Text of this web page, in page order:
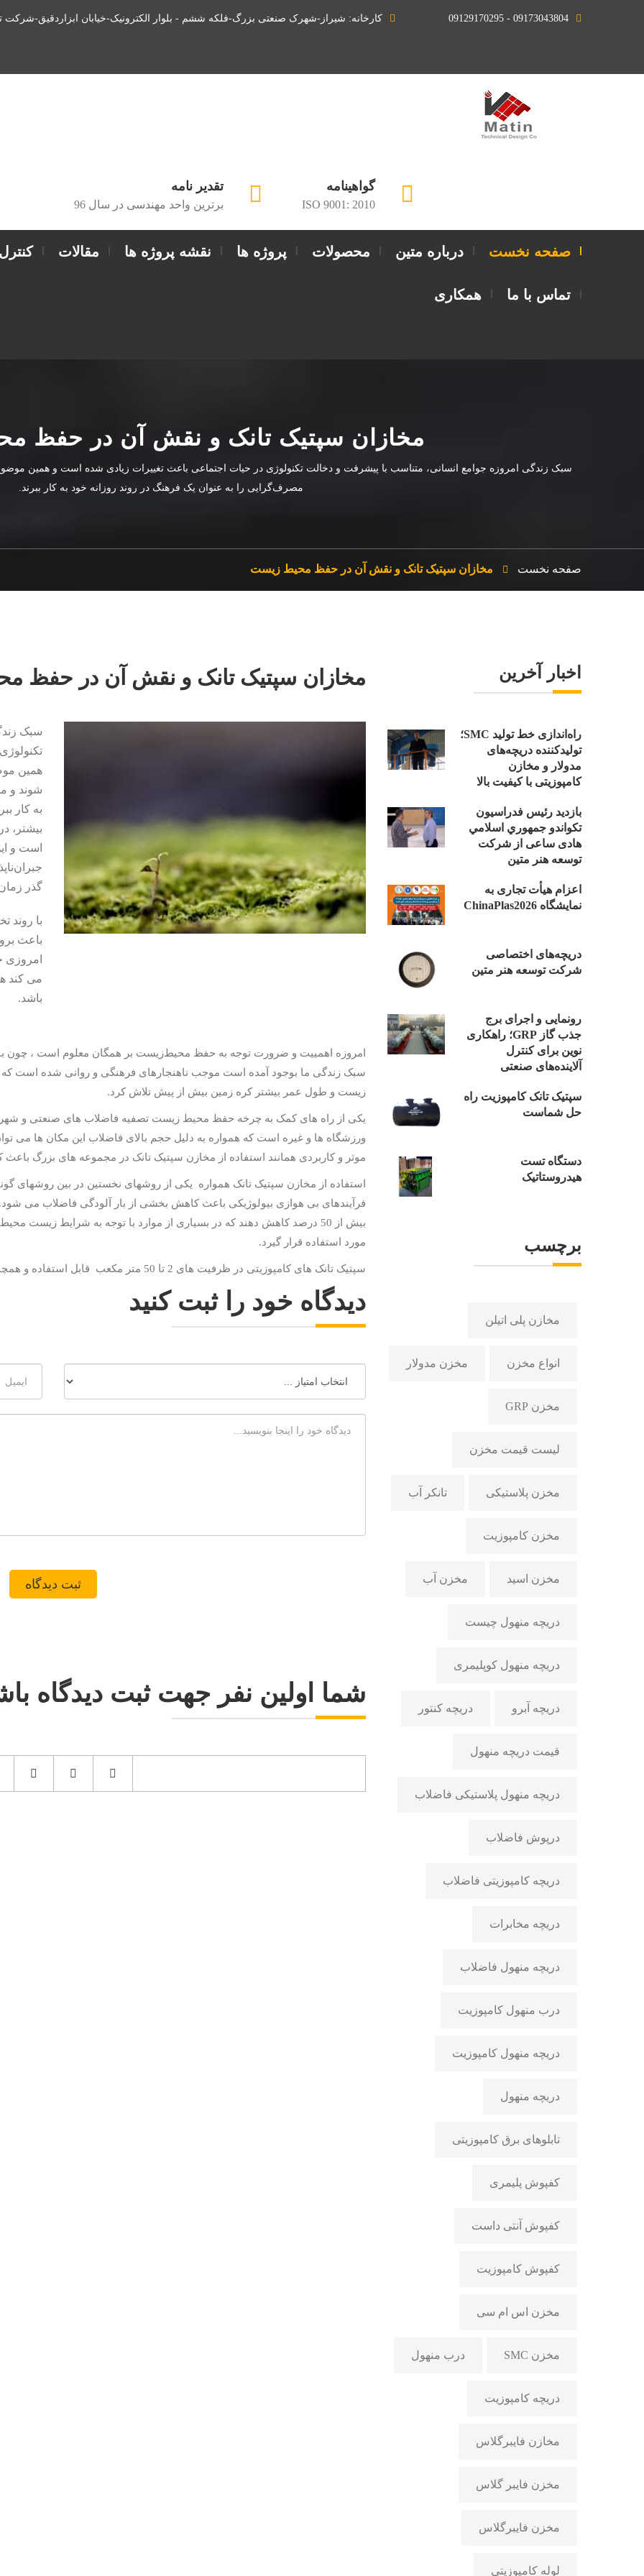
09173043804 - 09129170295 کارخانه: شیراز-شهرک صنعتی بزرگ-فلکه ششم - بلوار الکترونیک-خیابان ابزاردقیق-شرکت
گواهینامه
ISO 9001: 2010
تقدیر نامه
برترین واحد مهندسی در سال 96
صفحه نخست درباره متین محصولات پروژه ها نقشه پروژه ها مقالات
تماس با ما همکاری
مخازان سپتیک تانک و نقش آن در حفظ
سبک زندگی امروزه جوامع انسانی، متناسب با پیشرفت و دخالت تکنولوژی در حیات اجتماعی باعث تغییرات زیادی شده است و همین
مصرف‌گرایی را به عنوان یک فرهنگ در روند روزانه خود به کار ببرند.
صفحه نخست مخازان سپتیک تانک و نقش آن در حفظ محیط زیست
اخبار آخرین
راه‌اندازی خط تولید SMC؛
تولیدکننده دریچه‌های
مدولار و مخازن
کامپوزیتی با کیفیت بالا
بازدید رئیس فدراسیون
تکواندو جمهوري اسلامي
هادی ساعی از شرکت
توسعه هنر متین
اعزام هیأت تجاری به
نمایشگاه ChinaPlas2026
دریچه‌های اختصاصی
شرکت توسعه هنر متین
رونمایی و اجرای برج
جذب گاز GRP؛ راهکاری
نوین برای کنترل
آلاینده‌های صنعتی
سپتیک تانک کامپوزیت راه
حل شماست
دستگاه تست
هیدروستاتیک
برچسب
مخازن پلی اتیلن
انواع مخزن مخزن مدولار
مخزن GRP
لیست قیمت مخزن
مخزن پلاستیکی تانکر آب
مخزن کامپوزیت
مخزن اسید مخزن آب
دریچه منهول چیست
دریچه منهول کوپلیمری
دریچه آبرو دریچه کنتور
قیمت دریچه منهول
دریچه منهول پلاستیکی فاضلاب
درپوش فاضلاب
دریچه کامپوزیتی فاضلاب
دریچه مخابرات
دریچه منهول فاضلاب
درب منهول کامپوزیت
دریچه منهول کامپوزیت
دریچه منهول
تابلوهای برق کامپوزیتی
کفپوش پلیمری
کفپوش آنتی داست
کفپوش کامپوزیت
مخزن اس ام سی
مخزن SMC درب منهول
دریچه کامپوزیت
مخازن فایبرگلاس
مخزن فایبر گلاس
مخزن فایبرگلاس
لوله کامپوزیتی
مخازان سپتیک تانک و نقش آن در حفظ
سبک
همین
شوند و
به کار
بیشتر،
است و
گذر
با روند
باعث
امروزی
می کند
باشد.
امروزه اهمییت و ضرورت توجه به حفظ محیط‌زیست بر همگان معلوم است ، چون
سبک زندگی ما بوجود آمده است موجب ناهنجارهای فرهنگی و روانی شده است
زیست و طول عمر بیشتر کره زمین بیش از پیش تلاش کرد.
یکی از راه های کمک به چرخه حفظ محیط زیست تصفیه فاضلاب های صنعتی و
ورزشگاه ها و غیره است که همواره به دلیل حجم بالای فاضلاب این مکان ها می
موثر و کاربردی همانند استفاده از مخازن سپتیک تانک در مجموعه های بزرگ
استفاده از مخازن سپتیک تانک همواره یکی از روشهای نخستین در بین روشهای
فرآیندهای بی هوازی بیولوژیکی باعث کاهش بخشی از بار آلودگی فاضلاب می
بیش از 50 درصد کاهش دهند که در بسیاری از موارد با توجه به شرایط
مورد استفاده قرار گیرد.
سپتیک تانک های کامپوزیتی در ظرفیت های 2 تا 50 متر مکعب قابل استفاده و همچنین شکل آنها بصورت استوانه افقی و مکعبی می باشد.
دیدگاه خود را ثبت کنید
شما اولین نفر جهت ثبت دیدگاه